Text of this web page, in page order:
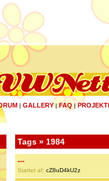
| GALLERY|FAQ |
Tags » 1984
---
Startet af: cZ8uD4kU2z